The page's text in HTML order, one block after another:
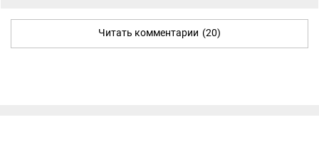
Читать комментарии (20)